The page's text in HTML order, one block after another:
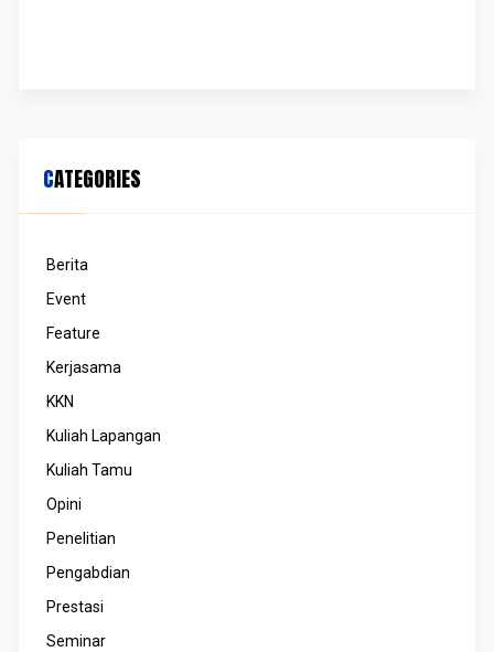
CATEGORIES
Berita
Event
Feature
Kerjasama
KKN
Kuliah Lapangan
Kuliah Tamu
Opini
Penelitian
Pengabdian
Prestasi
Seminar